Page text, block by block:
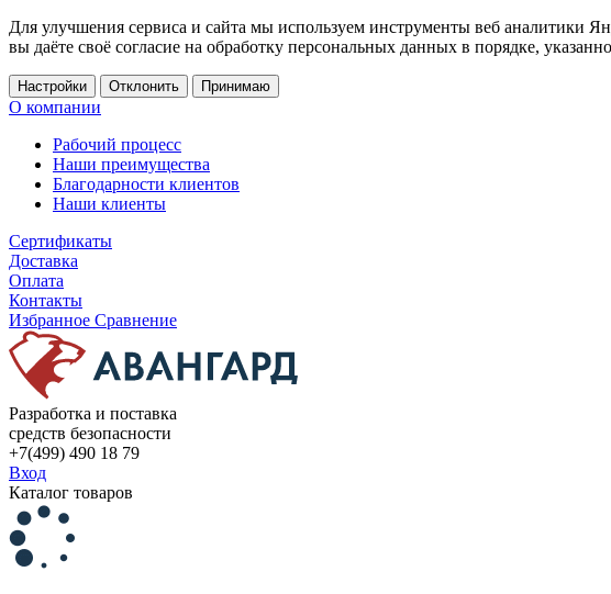
Для улучшения сервиса и сайта мы используем инструменты веб аналитики
вы даёте своё согласие на обработку персональных данных в порядке,
Настройки Отклонить Принимаю
О компании
Рабочий процесс
Наши преимущества
Благодарности клиентов
Наши клиенты
Сертификаты
Доставка
Оплата
Контакты
Избранное Сравнение
Разработка и поставка
средств безопасности
+7(499) 490 18 79
Вход
Каталог товаров